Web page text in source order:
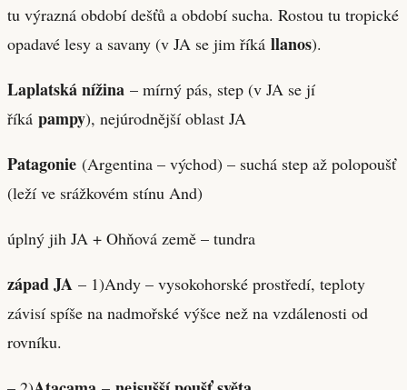
tu výrazná období dešťů a období sucha. Rostou tu tropické
opadavé lesy a savany (v JA se jim říká llanos).
Laplatská nížina – mírný pás, step (v JA se jí
říká pampy), nejúrodnější oblast JA
Patagonie (Argentina – východ) – suchá step až polopoušť
(leží ve srážkovém stínu And)
úplný jih JA + Ohňová země – tundra
západ JA – 1)Andy – vysokohorské prostředí, teploty
závisí spíše na nadmořské výšce než na vzdálenosti od
rovníku.